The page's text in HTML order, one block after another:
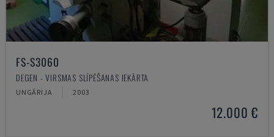
FS-S3060
DEGEN - VIRSMAS SLĪPĒŠANAS IEKĀRTA
UNGĀRIJA 2003
12.000 €